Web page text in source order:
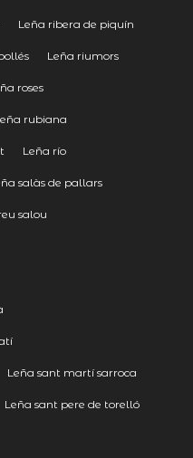
Leña ribera de piquín
Leña riumors
roses
rubiana
Leña río
salàs de pallars
salou
Leña sant martí sarroca
Leña sant pere de torelló